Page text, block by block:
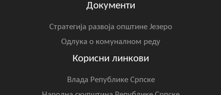
Документи
Стратегија развоја општине Језеро
Одлука о комуналном реду
Корисни линкови
Влада Републике Српске